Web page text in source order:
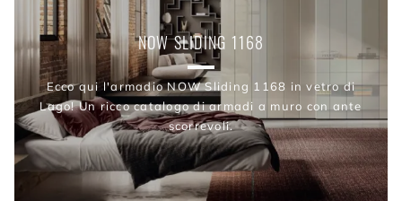
NOW SLIDING 1168
Ecco qui l'armadio NOW Sliding 1168 in vetro di
Lago! Un ricco catalogo di armadi a muro con ante
scorrevoli.